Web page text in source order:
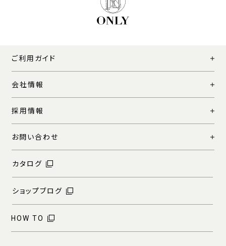
ご利用ガイド
会社情報
採用情報
お問い合わせ
カタログ
ショップブログ
HOW TO